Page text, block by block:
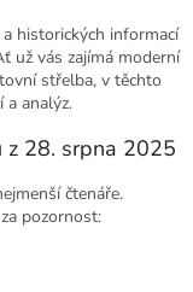
historických informací
už vás zajímá moderní
střelba, v těchto
a analýz.
z 28. srpna 2025
čtenáře.
pozornost: